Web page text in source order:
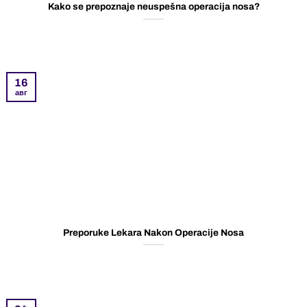
Kako se prepoznaje neuspešna operacija nosa?
Preporuke Lekara Nakon Operacije Nosa
16
авг